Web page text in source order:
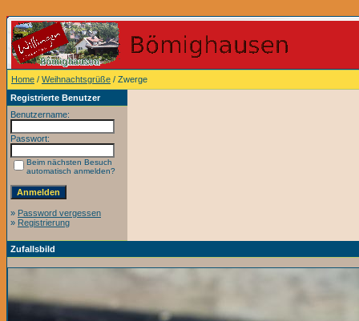
Home / Weihnachtsgrüße / Zwerge
Registrierte Benutzer
Benutzername:
Passwort:
Beim nächsten Besuch
automatisch anmelden?
» Password vergessen
» Registrierung
Zufallsbild